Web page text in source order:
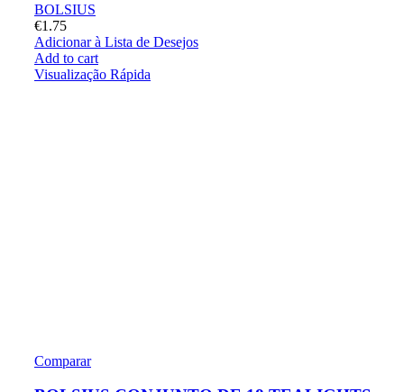
BOLSIUS
€1.75
Adicionar à Lista de Desejos
Add to cart
Visualização Rápida
Comparar